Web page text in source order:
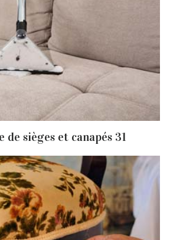
de sièges et canapés 31